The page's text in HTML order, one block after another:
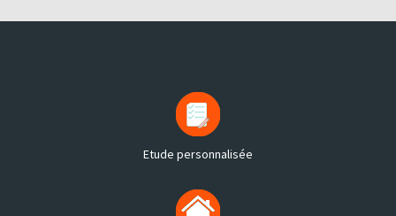
Etude personnalisée